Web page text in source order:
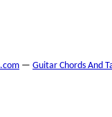
— Guitar Chords And